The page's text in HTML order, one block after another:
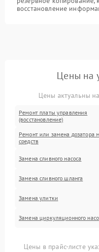
восстановление
Цены на
Цены актуальны
Ремонт платы управления
(восстановление)
Ремонт или замена
средств
Замена сливного насоса
Замена сливного шланга
Замена улитки
Замена циркуляционного
Цены в прайс-листе